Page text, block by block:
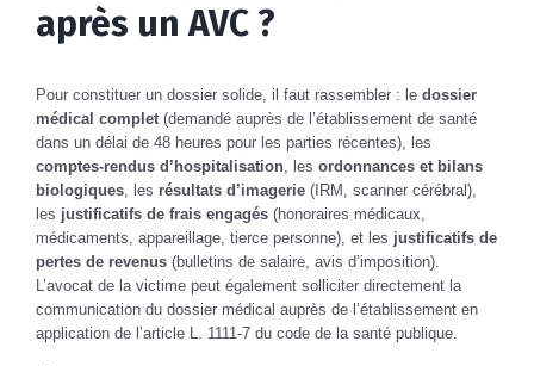
après un AVC ?
Pour constituer un dossier solide, il faut rassembler : le dossier
médical complet (demandé auprès de l’établissement de santé
dans un délai de 48 heures pour les parties récentes), les
comptes-rendus d’hospitalisation , les ordonnances et bilans
biologiques , les résultats d’imagerie (IRM, scanner cérébral),
les justificatifs de frais engagés (honoraires médicaux,
médicaments, appareillage, tierce personne), et les justificatifs de
pertes de revenus (bulletins de salaire, avis d’imposition).
L’avocat de la victime peut également solliciter directement la
communication du dossier médical auprès de l’établissement en
application de l’article L. 1111-7 du code de la santé publique.